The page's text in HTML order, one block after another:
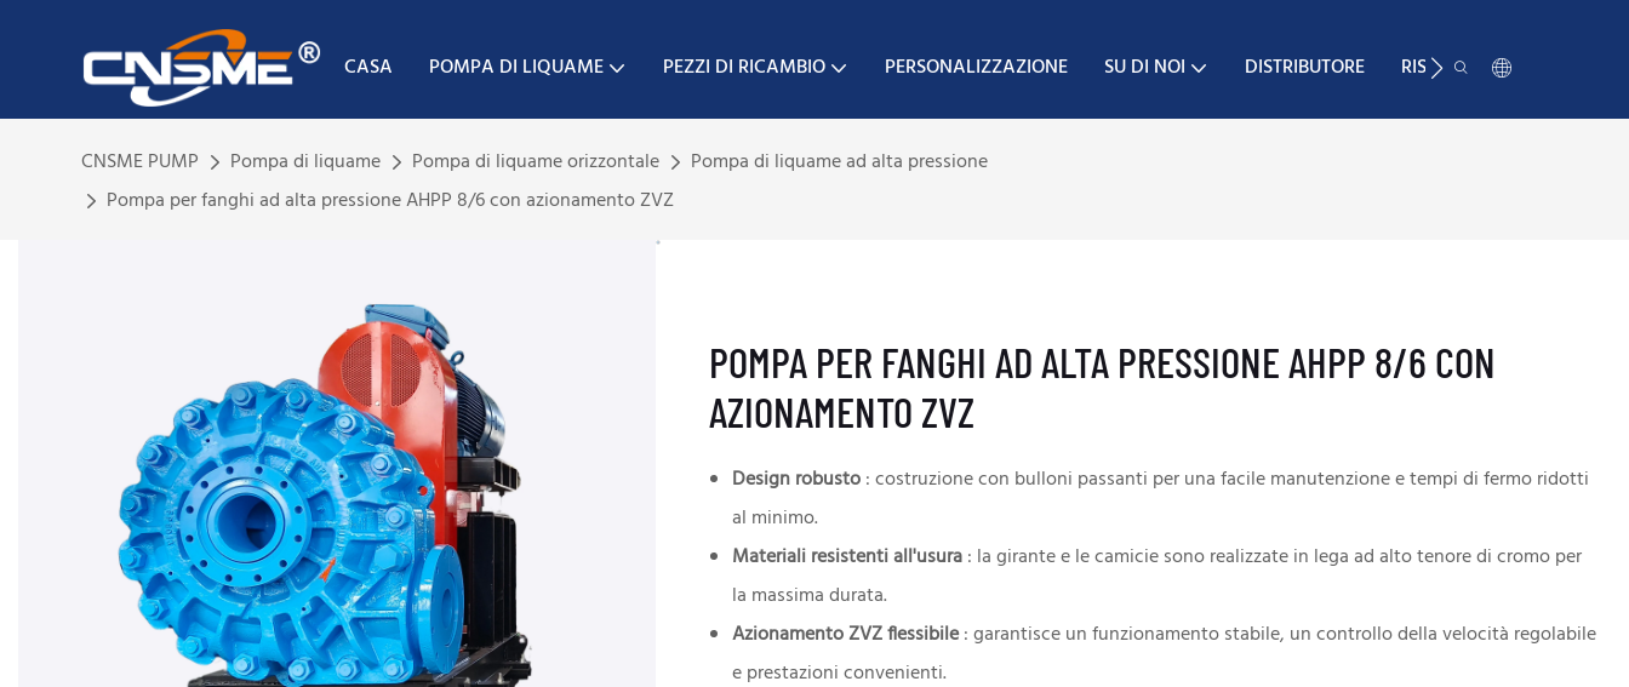
CASA POMPA DI LIQUAME PEZZI DI RICAMBIO PERSONALIZZAZIONE SU DI NOI DISTRIBUTORE RISORSA
CNSME PUMP Pompa di liquame Pompa di liquame orizzontale
Pompa di liquame ad alta pressione
Pompa per fanghi ad alta pressione AHPP 8/6 con azionamento ZVZ
POMPA PER FANGHI AD ALTA PRESSIONE AHPP 8/6 CON
AZIONAMENTO ZVZ
Design robusto: costruzione con bulloni passanti per una facile manutenzione e tempi di fermo ridotti
al minimo.
Materiali resistenti all'usura: la girante e le camicie sono realizzate in lega ad alto tenore di cromo per
la massima durata.
Azionamento ZVZ flessibile: garantisce un funzionamento stabile, un controllo della velocità regolabile
e prestazioni convenienti.